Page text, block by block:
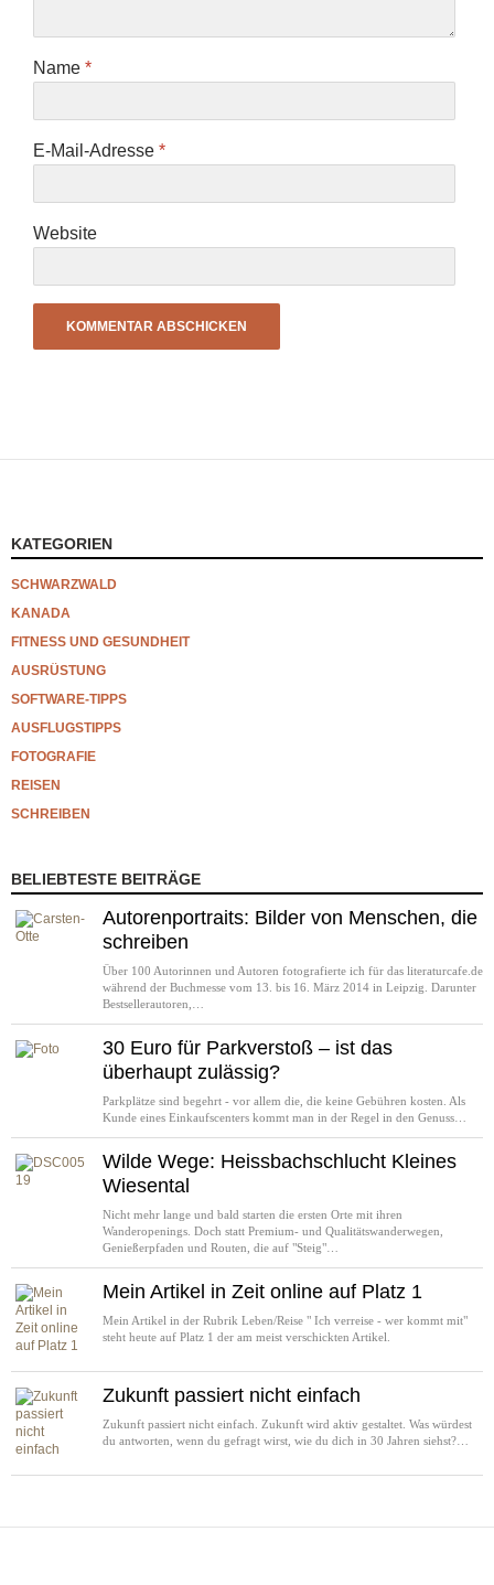
Name *
E-Mail-Adresse *
Website
KATEGORIEN
SCHWARZWALD
KANADA
FITNESS UND GESUNDHEIT
AUSRÜSTUNG
SOFTWARE-TIPPS
AUSFLUGSTIPPS
FOTOGRAFIE
REISEN
SCHREIBEN
BELIEBTESTE BEITRÄGE
Autorenportraits: Bilder von Menschen, die
schreiben
Über 100 Autorinnen und Autoren fotografierte ich für das literaturcafe.de
während der Buchmesse vom 13. bis 16. März 2014 in Leipzig. Darunter
Bestsellerautoren,…
30 Euro für Parkverstoß – ist das
überhaupt zulässig?
Parkplätze sind begehrt - vor allem die, die keine Gebühren kosten. Als
Kunde eines Einkaufscenters kommt man in der Regel in den Genuss…
Wilde Wege: Heissbachschlucht Kleines
Wiesental
Nicht mehr lange und bald starten die ersten Orte mit ihren
Wanderopenings. Doch statt Premium- und Qualitätswanderwegen,
Genießerpfaden und Routen, die auf "Steig"…
Mein Artikel in Zeit online auf Platz 1
Mein Artikel in der Rubrik Leben/Reise " Ich verreise - wer kommt mit"
steht heute auf Platz 1 der am meist verschickten Artikel.
Zukunft passiert nicht einfach
Zukunft passiert nicht einfach. Zukunft wird aktiv gestaltet. Was würdest
du antworten, wenn du gefragt wirst, wie du dich in 30 Jahren siehst?…